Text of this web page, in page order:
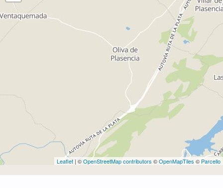
Leaflet | ©OpenStreetMap contributors ©OpenMapTiles © Parcello